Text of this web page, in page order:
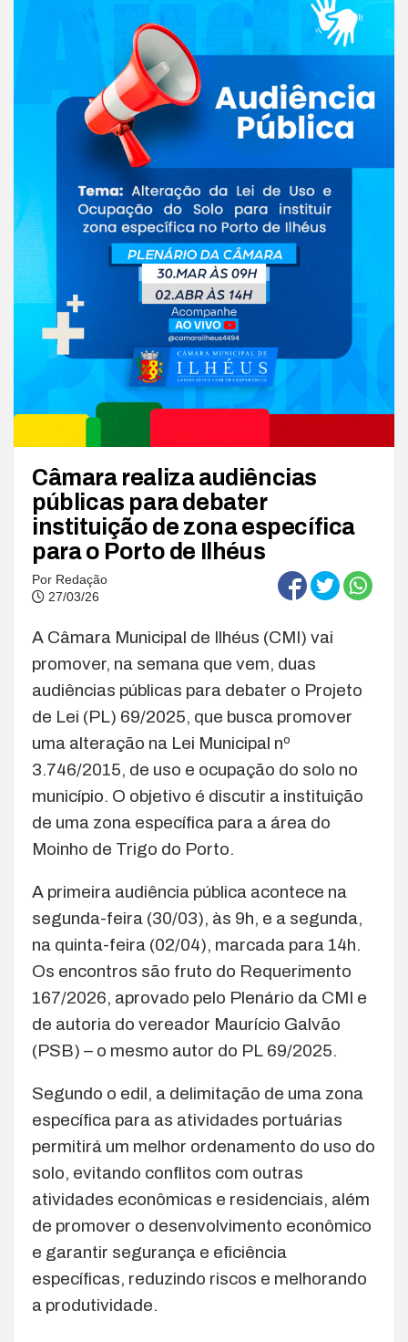
Câmara realiza audiências
públicas para debater
instituição de zona específica
para o Porto de Ilhéus
Por Redação
27/03/26
A Câmara Municipal de Ilhéus (CMI) vai
promover, na semana que vem, duas
audiências públicas para debater o Projeto
de Lei (PL) 69/2025, que busca promover
uma alteração na Lei Municipal nº
3.746/2015, de uso e ocupação do solo no
município. O objetivo é discutir a instituição
de uma zona específica para a área do
Moinho de Trigo do Porto.
A primeira audiência pública acontece na
segunda-feira (30/03), às 9h, e a segunda,
na quinta-feira (02/04), marcada para 14h.
Os encontros são fruto do Requerimento
167/2026, aprovado pelo Plenário da CMI e
de autoria do vereador Maurício Galvão
(PSB) – o mesmo autor do PL 69/2025.
Segundo o edil, a delimitação de uma zona
específica para as atividades portuárias
permitirá um melhor ordenamento do uso do
solo, evitando conflitos com outras
atividades econômicas e residenciais, além
de promover o desenvolvimento econômico
e garantir segurança e eficiência
específicas, reduzindo riscos e melhorando
a produtividade.